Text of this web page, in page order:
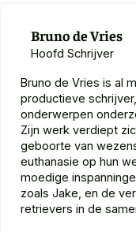
Bruno de Vries
Hoofd Schrijver
Bruno de Vries is al
productieve
onderwerpen
Zijn werk verdiept
geboorte van
euthanasie op hun
moedige
zoals Jake, en de
retrievers in de